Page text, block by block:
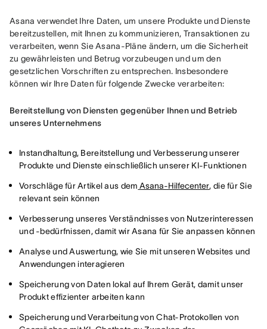
Asana verwendet Ihre Daten, um unsere Produkte und Dienste
bereitzustellen, mit Ihnen zu kommunizieren, Transaktionen zu
verarbeiten, wenn Sie Asana-Pläne ändern, um die Sicherheit
zu gewährleisten und Betrug vorzubeugen und um den
gesetzlichen Vorschriften zu entsprechen. Insbesondere
können wir Ihre Daten für folgende Zwecke verarbeiten:
Bereitstellung von Diensten gegenüber Ihnen und Betrieb
unseres Unternehmens
Instandhaltung, Bereitstellung und Verbesserung unserer
Produkte und Dienste einschließlich unserer KI-Funktionen
Vorschläge für Artikel aus dem Asana-Hilfecenter, die für Sie
relevant sein können
Verbesserung unseres Verständnisses von Nutzerinteressen
und -bedürfnissen, damit wir Asana für Sie anpassen können
Analyse und Auswertung, wie Sie mit unseren Websites und
Anwendungen interagieren
Speicherung von Daten lokal auf Ihrem Gerät, damit unser
Produkt effizienter arbeiten kann
Speicherung und Verarbeitung von Chat-Protokollen von